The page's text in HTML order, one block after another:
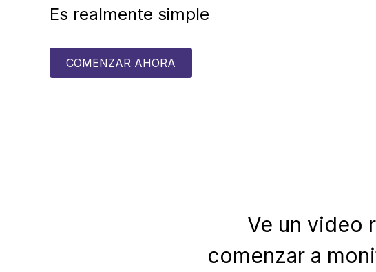
Es realmente simple
COMENZAR AHORA
Ve un video
comenzar a